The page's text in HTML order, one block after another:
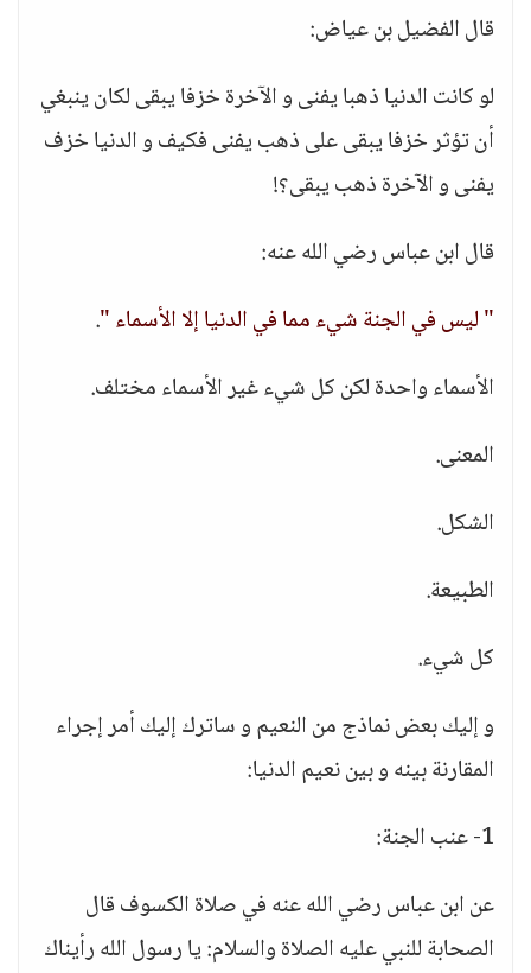
قال الفضيل بن عياض:
لو كانت الدنيا ذهبا يفنى و الآخرة خزفا يبقى لكان ينبغي
أن تؤثر خزفا يبقى على ذهب يفنى فكيف و الدنيا خزف
يفنى و الآخرة ذهب يبقى؟!
قال ابن عباس رضي الله عنه:
" ليس في الجنة شيء مما في الدنيا إلا الأسماء ".
الأسماء واحدة لكن كل شيء غير الأسماء مختلف.
المعنى.
الشكل.
الطبيعة.
كل شيء.
و إليك بعض نماذج من النعيم و ساترك إليك أمر إجراء
المقارنة بينه و بين نعيم الدنيا:
1- عنب الجنة:
عن ابن عباس رضي الله عنه في صلاة الكسوف قال
الصحابة للنبي عليه الصلاة والسلام: يا رسول الله رأيناك